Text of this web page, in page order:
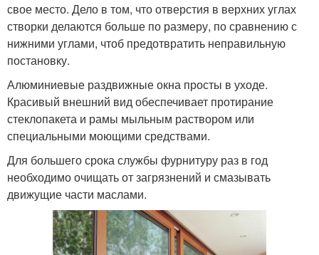
свое место. Дело в том, что отверстия в верхних углах
створки делаются больше по размеру, по сравнению с
нижними углами, чтоб предотвратить неправильную
постановку.
Алюминиевые раздвижные окна просты в уходе.
Красивый внешний вид обеспечивает протирание
стеклопакета и рамы мыльным раствором или
специальными моющими средствами.
Для большего срока службы фурнитуру раз в год
необходимо очищать от загрязнений и смазывать
движущие части маслами.